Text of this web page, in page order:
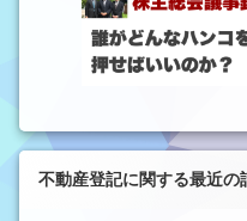
不動産登記に関する最近の